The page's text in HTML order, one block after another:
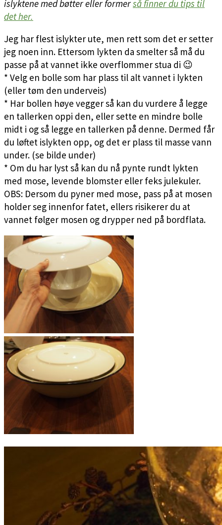
islyktene med bøtter eller formerså finner du tips til
det her.
Jeg har flest islykter ute, men rett som det er setter
jeg noen inn. Ettersom lykten da smelter så må du
passe på at vannet ikke overflommer stua di 😉
* Velg en bolle som har plass til alt vannet i lykten
(eller tøm den underveis)
* Har bollen høye vegger så kan du vurdere å legge
en tallerken oppi den, eller sette en mindre bolle
midt i og så legge en tallerken på denne. Dermed får
du løftet islykten opp, og det er plass til masse vann
under. (se bilde under)
* Om du har lyst så kan du nå pynte rundt lykten
med mose, levende blomster eller feks julekuler.
OBS: Dersom du pyner med mose, pass på at mosen
holder seg innenfor fatet, ellers risikerer du at
vannet følger mosen og drypper ned på bordflata.